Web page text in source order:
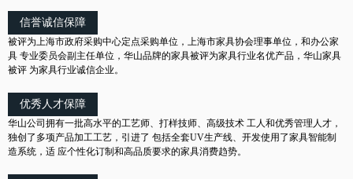
信誉诚信保障
被评为上海市政府采购中心定点采购单位，上海市家具协会理事单位，和办公家
具 专业委员会副主任单位，华山品牌的家具被评为家具行业名优产品，华山家具
被评 为家具行业诚信企业。
优秀人才保障
华山公司拥有一批高水平的工艺师、打样技师、高级技术 工人和优秀管理人才，
独创了多项产品加工工艺，引进了 包括全套UV生产线、开发使用了家具智能制
造系统，适 应个性化订制和高品质要求的家具消费趋势。